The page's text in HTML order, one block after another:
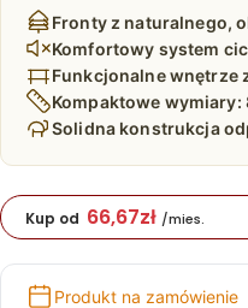
Fronty z naturalnego,
Komfortowy system
Funkcjonalne wnętrze
Kompaktowe wymiary:
Solidna konstrukcja
Kup od 66,67zł /mies.
Produkt na zamówienie